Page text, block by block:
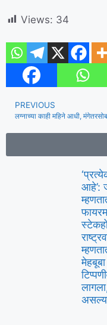
Views: 34
PREVIOUS
आहे’: